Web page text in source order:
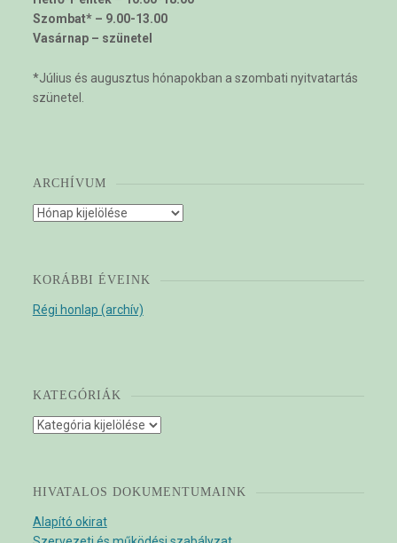
Szombat* – 9.00-13.00
Vasárnap – szünetel
*Július és augusztus hónapokban a szombati nyitvatartás
szünetel.
ARCHÍVUM
Archívum
KORÁBBI ÉVEINK
Régi honlap (archív)
KATEGÓRIÁK
Kategóriák
HIVATALOS DOKUMENTUMAINK
Alapító okirat